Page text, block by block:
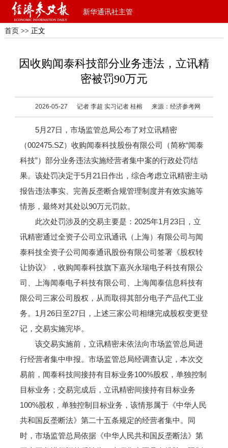
新华通讯社主管
首页 >> 正文
因收购闻泰科技部分业务违法，立讯精
密被罚90万元
2026-05-27 记者 李超 实习记者 桂榕 来源：经济参考网
5月27日，市场监管总局公布了对立讯精密
（002475.SZ）收购闻泰科技股份有限公司（简称“闻泰
科技”）部分业务违法实施经营者集中案的行政处罚结
果。该处罚决定于5月21日作出，综合考虑立讯精密主动
报告违法事实、完善反垄断合规管理制度并有效实施等
情形，最终对其处以90万元罚款。
此次处罚涉及的交易主要是：2025年1月23日，立
讯精密通过全资子公司立讯通讯（上海）有限公司与闻
泰科技全资子公司闻泰通讯股份有限公司签署《股权转
让协议》，收购闻泰科技旗下嘉兴永瑞电子科技有限公
司、上海闻泰电子科技有限公司、上海闻泰信息科技有
限公司三家公司股权，从而取得其部分电子产品代工业
务。1月26日至27日，上述三家公司相继完成股权变更登
记，交易实施完毕。
该交易实施前，立讯精密未依法向市场监管总局进
行经营者集中申报。市场监管总局经调查认定，本次交
易前，闻泰科技间接持有目标业务100%股权，单独控制
目标业务；交易完成后，立讯精密间接持有目标业务
100%股权，单独控制目标业务，该情形属于《中华人民
共和国反垄断法》第二十五条规定的经营者集中。同
时，市场监管总局依据《中华人民共和国反垄断法》第